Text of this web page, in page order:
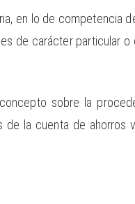
en lo de competencia
de carácter particular
sobre la
la cuenta de ahorros